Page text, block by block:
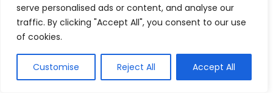
serve personalised ads or content, and analyse our
traffic. By clicking "Accept All", you consent to our use
of cookies.
Customise Reject All Accept All
cabo com 140 centímetros para que o usuário não
fique limitado com a distância.
Com captura em alta definição, essa câmera